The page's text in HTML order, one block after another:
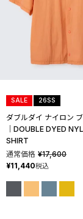
ダブルダイ ナイロン
│DOUBLE DYED
SHIRT
SALE 26SS
通常価格 ¥17,600
¥11,440税込